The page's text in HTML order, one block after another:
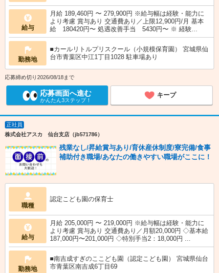
給与
月給 189,460円 〜 279,900円 ※給与幅は経験・能力に
より考慮 賞与あり 交通費あり／上限12,900円/月 基本
給 180420円〜 処遇改善手当 5430円〜 ※ 経験...
勤務地
■カールリトルプリスクール（小規模保育園） 宮城県仙
台市青葉区中江1丁目1028 駐車場あり
応募締め切り2026/08/18まで
応募画面へ進む
かんたん3ステップ！
キープ
正社員
株式会社アスカ 仙台支店（jb571786）
残業なし/昇給賞与あり/育休産休制度/寮完備/食事
補助付き職場/あなたの働きやすい職場がここに！
職種
認定こども園の保育士
給与
月給 205,000円 〜 219,000円 ※給与幅は経験・能力に
より考慮 賞与あり 交通費あり／月額20,000円 ◇基本給
187,000円〜201,000円 ◇特別手当2：18,000円 ...
勤務地
■南吉成すぎのここども園（認定こども園） 宮城県仙台
市青葉区南吉成6丁目69